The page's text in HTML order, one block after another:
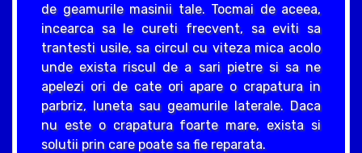
de geamurile masinii tale. Tocmai de aceea,
incearca sa le cureti frecvent, sa eviti sa
trantesti usile, sa circul cu viteza mica acolo
unde exista riscul de a sari pietre si sa ne
apelezi ori de cate ori apare o crapatura in
parbriz, luneta sau geamurile laterale. Daca
nu este o crapatura foarte mare, exista si
solutii prin care poate sa fie reparata.